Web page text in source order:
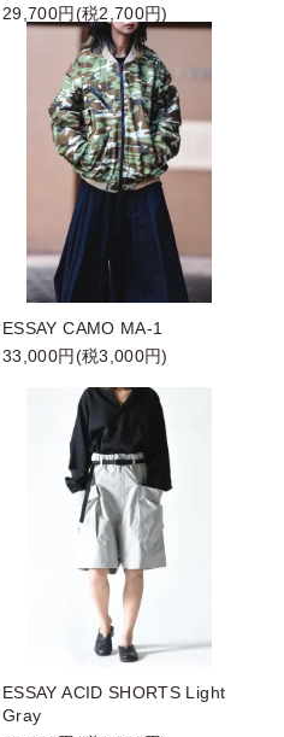
29,700円(税2,700円)
ESSAY CAMO MA-1
33,000円(税3,000円)
ESSAY ACID SHORTS Light
Gray